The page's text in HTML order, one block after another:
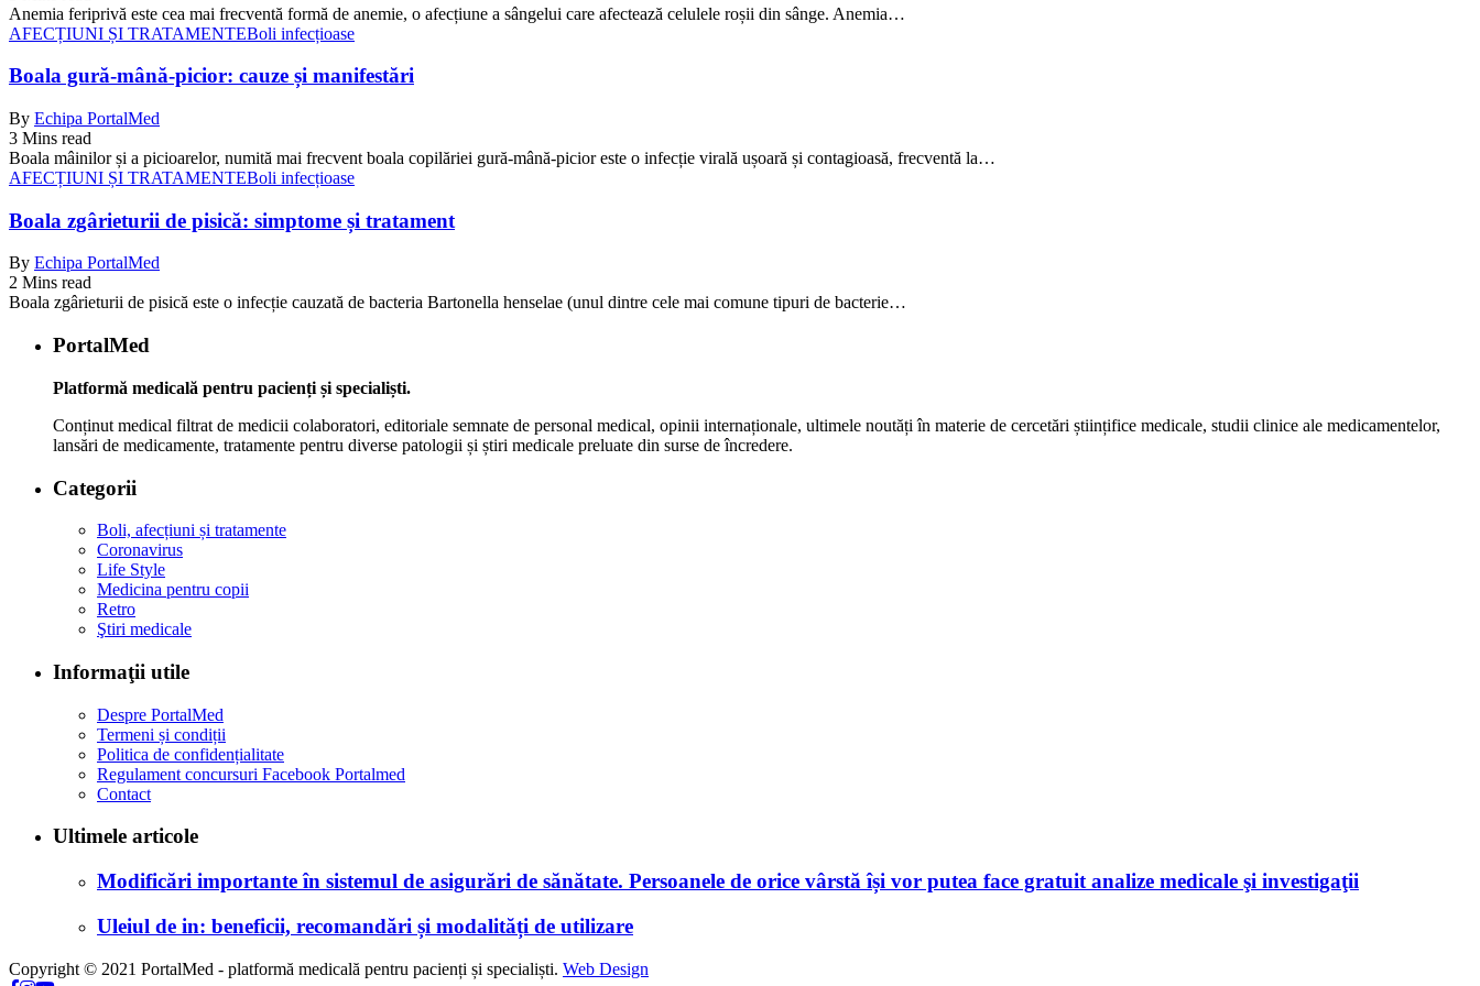
Anemia feriprivă este cea mai frecventă formă de anemie, o afecțiune a sângelui care afectează celulele roșii din sânge. Anemia…
AFECȚIUNI ȘI TRATAMENTEBoli infecțioase
Boala gură-mână-picior: cauze și manifestări
By Echipa PortalMed
3 Mins read
Boala mâinilor și a picioarelor, numită mai frecvent boala copilăriei gură-mână-picior este o infecție virală ușoară și contagioasă, frecventă la…
AFECȚIUNI ȘI TRATAMENTEBoli infecțioase
Boala zgârieturii de pisică: simptome și tratament
By Echipa PortalMed
2 Mins read
Boala zgârieturii de pisică este o infecție cauzată de bacteria Bartonella henselae (unul dintre cele mai comune tipuri de bacterie…
PortalMed
Platformă medicală pentru pacienți și specialiști.
Conținut medical filtrat de medicii colaboratori, editoriale semnate de personal medical, opinii internaționale, ultimele noutăți în materie de cercetări științifice medicale, studii clinice ale medicamentelor,
lansări de medicamente, tratamente pentru diverse patologii și știri medicale preluate din surse de încredere.
Categorii
Boli, afecțiuni și tratamente
Coronavirus
Life Style
Medicina pentru copii
Retro
Ştiri medicale
Informaţii utile
Despre PortalMed
Termeni și condiții
Politica de confidențialitate
Regulament concursuri Facebook Portalmed
Contact
Ultimele articole
Modificări importante în sistemul de asigurări de sănătate. Persoanele de orice vârstă își vor putea face gratuit analize medicale şi investigaţii
Uleiul de in: beneficii, recomandări și modalități de utilizare
Copyright © 2021 PortalMed - platformă medicală pentru pacienți și specialiști. Web Design